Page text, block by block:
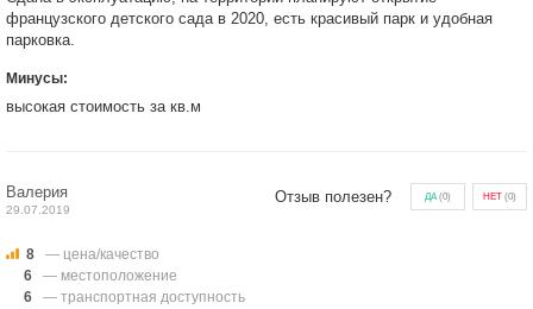
французского детского сада в 2020, есть красивый парк и удобная
парковка.
Минусы:
высокая стоимость за кв.м
Валерия
29.07.2019
Отзыв полезен? ДА(0) НЕТ (0)
8
— цена/качество
6
— местоположение
6
— транспортная доступность